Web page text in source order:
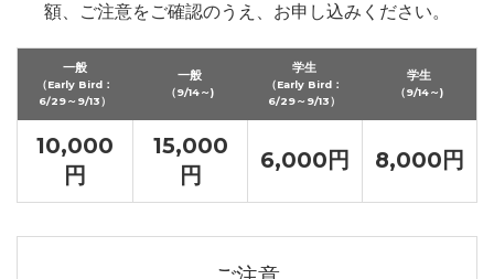
額、ご注意をご確認のうえ、お申し込みください。
一般
（Early Bird：
6/29～9/13）
一般
（9/14～)
学生
（Early Bird：
6/29～9/13）
学生
（9/14～)
10,000
円
15,000
円
6,000円 8,000円